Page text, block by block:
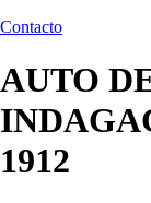
Contacto
AUTO
1912